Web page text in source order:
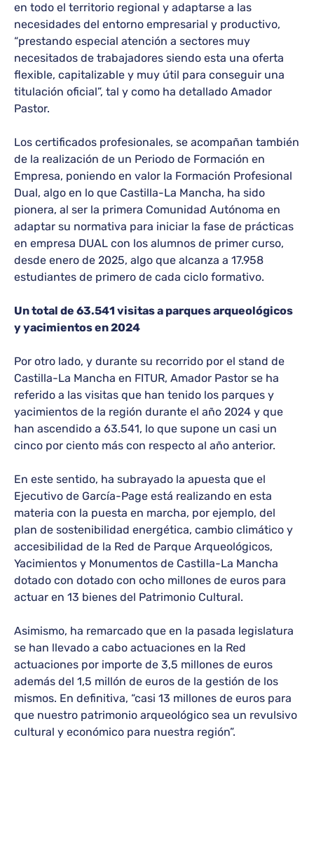
en todo el territorio regional y adaptarse a las
necesidades del entorno empresarial y productivo,
“prestando especial atención a sectores muy
necesitados de trabajadores siendo esta una oferta
flexible, capitalizable y muy útil para conseguir una
titulación oficial”, tal y como ha detallado Amador
Pastor.
Los certificados profesionales, se acompañan también
de la realización de un Periodo de Formación en
Empresa, poniendo en valor la Formación Profesional
Dual, algo en lo que Castilla-La Mancha, ha sido
pionera, al ser la primera Comunidad Autónoma en
adaptar su normativa para iniciar la fase de prácticas
en empresa DUAL con los alumnos de primer curso,
desde enero de 2025, algo que alcanza a 17.958
estudiantes de primero de cada ciclo formativo.
Un total de 63.541 visitas a parques arqueológicos
y yacimientos en 2024
Por otro lado, y durante su recorrido por el stand de
Castilla-La Mancha en FITUR, Amador Pastor se ha
referido a las visitas que han tenido los parques y
yacimientos de la región durante el año 2024 y que
han ascendido a 63.541, lo que supone un casi un
cinco por ciento más con respecto al año anterior.
En este sentido, ha subrayado la apuesta que el
Ejecutivo de García-Page está realizando en esta
materia con la puesta en marcha, por ejemplo, del
plan de sostenibilidad energética, cambio climático y
accesibilidad de la Red de Parque Arqueológicos,
Yacimientos y Monumentos de Castilla-La Mancha
dotado con dotado con ocho millones de euros para
actuar en 13 bienes del Patrimonio Cultural.
Asimismo, ha remarcado que en la pasada legislatura
se han llevado a cabo actuaciones en la Red
actuaciones por importe de 3,5 millones de euros
además del 1,5 millón de euros de la gestión de los
mismos. En definitiva, “casi 13 millones de euros para
que nuestro patrimonio arqueológico sea un revulsivo
cultural y económico para nuestra región”.